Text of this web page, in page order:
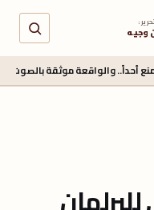
:
وجيه
موثقة بالصوت والصورة